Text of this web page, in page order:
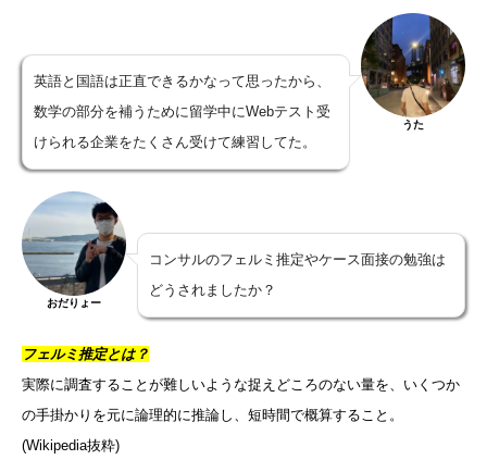
英語と国語は正直できるかなって思ったから、
数学の部分を補うために留学中にWebテスト受
けられる企業をたくさん受けて練習してた。
うた
おだりょー
コンサルのフェルミ推定やケース面接の勉強は
どうされましたか？
フェルミ推定とは？
実際に調査することが難しいような捉えどころのない量を、いくつか
の手掛かりを元に論理的に推論し、短時間で概算すること。
(Wikipedia抜粋)